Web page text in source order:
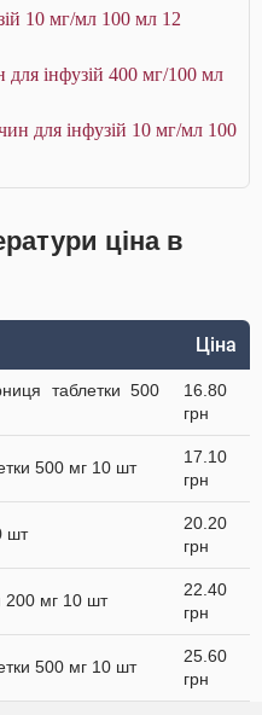
10 мг/мл 100 мл 12
для інфузій 400 мг/100 мл
для інфузій 10 мг/мл 100
ціна в
Ціна
таблетки 500
16.80
грн
500 мг 10 шт
17.10
грн
шт
20.20
грн
200 мг 10 шт
22.40
грн
500 мг 10 шт
25.60
грн